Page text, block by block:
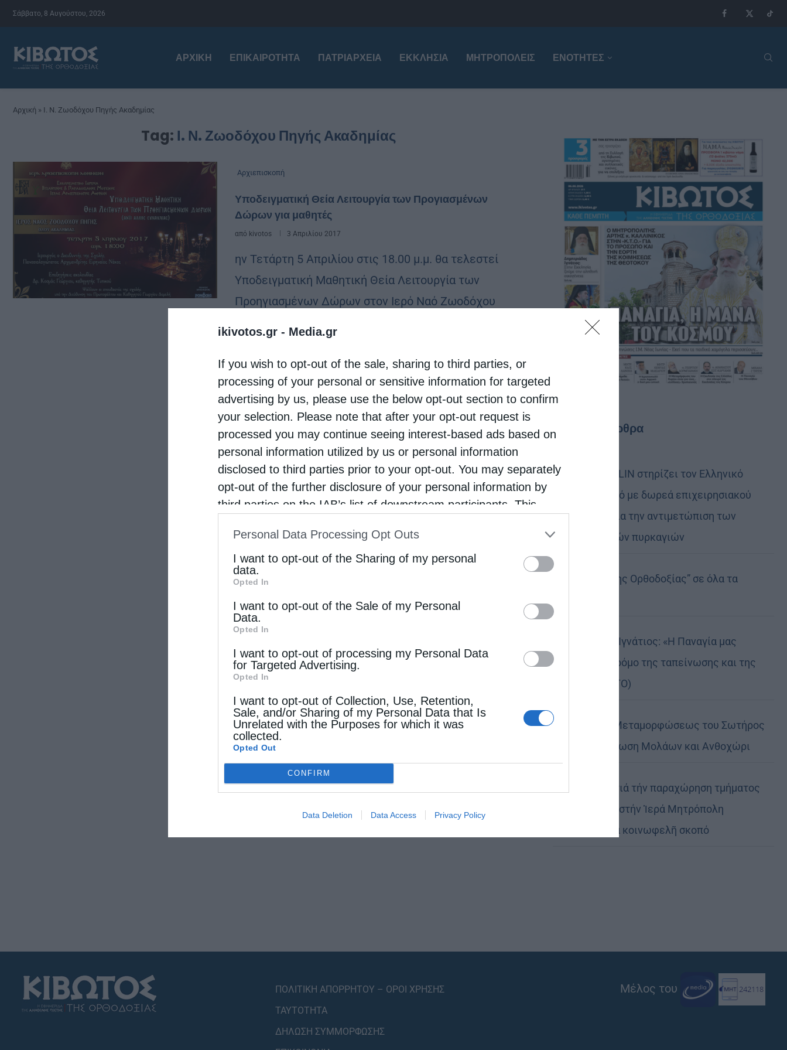
ikivotos.gr - Media.gr
If you wish to opt-out of the sale, sharing to third parties, or
processing of your personal or sensitive information for targeted
advertising by us, please use the below opt-out section to confirm
your selection. Please note that after your opt-out request is
processed you may continue seeing interest-based ads based on
personal information utilized by us or personal information
disclosed to third parties prior to your opt-out. You may separately
opt-out of the further disclosure of your personal information by
third parties on the IAB’s list of downstream participants. This
IAB’s List of Downstream Participantsthat may further disclose it to
other third parties.
Personal Data Processing Opt Outs
I want to opt-out of the Sharing of my personal
data.
Opted In
I want to opt-out of the Sale of my Personal
Data.
Opted In
I want to opt-out of processing my Personal Data
for Targeted Advertising.
Opted In
I want to opt-out of Collection, Use, Retention,
Sale, and/or Sharing of my Personal Data that Is
Unrelated with the Purposes for which it was
collected.
Opted Out
CONFIRM
Data Deletion Data Access Privacy Policy
Σάββατο, 8 Αυγούστου, 2026
ΑΡΧΙΚΉ ΕΠΙΚΑΙΡΌΤΗΤΑ ΠΑΤΡΙΑΡΧΕΊΑ ΕΚΚΛΗΣΊΑ ΜΗΤΡΟΠΌΛΕΙΣ ΕΝΟΤΗΤΕΣ
Αρχική » Ι. Ν. Ζωοδόχου Πηγής Ακαδημίας
Tag: Ι. Ν. Ζωοδόχου Πηγής Ακαδημίας
Αρχιεπισκοπή
Υποδειγματική Θεία Λειτουργία των Προγιασμένων
Δώρων για μαθητές
από kivotos 3 Απριλίου 2017
ην Τετάρτη 5 Απριλίου στις 18.00 μ.μ. θα τελεστεί
Υποδειγματική Μαθητική Θεία Λειτουργία των
Προηγιασμένων Δώρων στον Ιερό Ναό Ζωοδόχου
Τελευταία άρθρα
Η LEROY MERLIN στηρίζει τον Ελληνικό
Ερυθρό Σταυρό με δωρεά επιχειρησιακού
εξοπλισμού για την αντιμετώπιση των
καταστροφικών πυρκαγιών
Η “Κιβωτός της Ορθοδοξίας” σε όλα τα
Δημητριάδος Ιγνάτιος: «Η Παναγία μας
δείχνει τον δρόμο της ταπείνωσης και της
σιωπής» (ΦΩΤΟ)
Η εορτή της Μεταμορφώσεως του Σωτήρος
σε Μεταμόρφωση Μολάων και Ανθοχώρι
Εὐχαριστίες γιά τήν παραχώρηση τμήματος
στρατοπέδου στήν Ἱερά Μητρόπολη
Καστορίας γιά κοινωφελῆ σκοπό
ΠΟΛΙΤΙΚΗ ΑΠΟΡΡΗΤΟΥ – ΟΡΟΙ ΧΡΗΣΗΣ
ΤΑΥΤΟΤΗΤΑ
ΔΗΛΩΣΗ ΣΥΜΜΟΡΦΩΣΗΣ
Μέλος του